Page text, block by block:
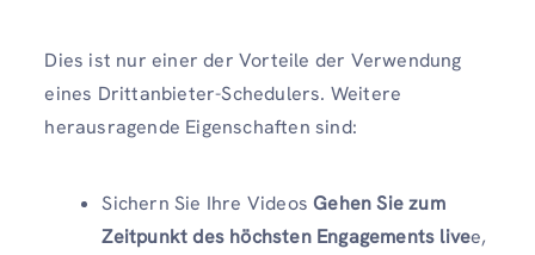
Dies ist nur einer der Vorteile der Verwendung
eines Drittanbieter-Schedulers. Weitere
herausragende Eigenschaften sind:
Sichern Sie Ihre VideosGehen Sie zum
Zeitpunkt des höchsten Engagements livee,